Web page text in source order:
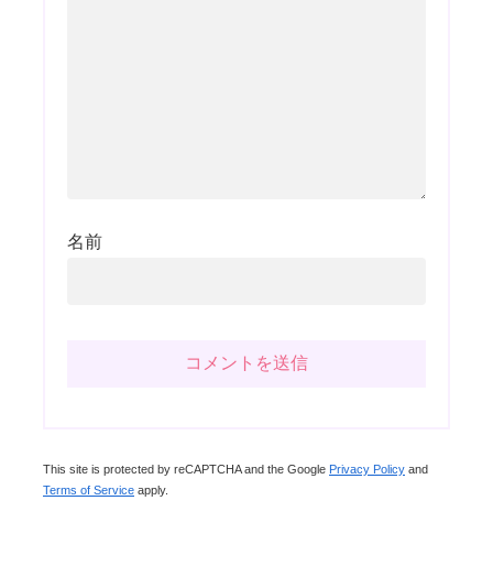
名前
This site is protected by reCAPTCHA and the Google Privacy Policy and
Terms of Service apply.